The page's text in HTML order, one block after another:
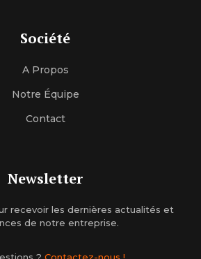
Société
A Propos
Notre Équipe
Contact
Newsletter
recevoir les dernières actualités et
de notre entreprise.